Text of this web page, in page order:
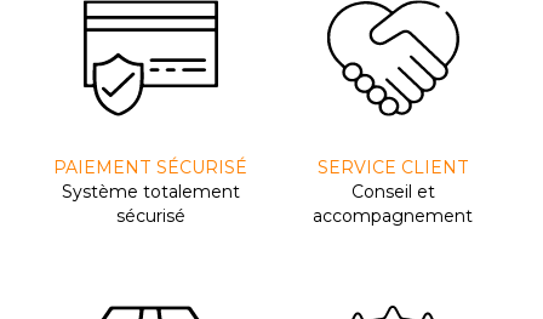
PAIEMENT SÉCURISÉ
Système totalement
sécurisé
SERVICE CLIENT
Conseil et
accompagnement